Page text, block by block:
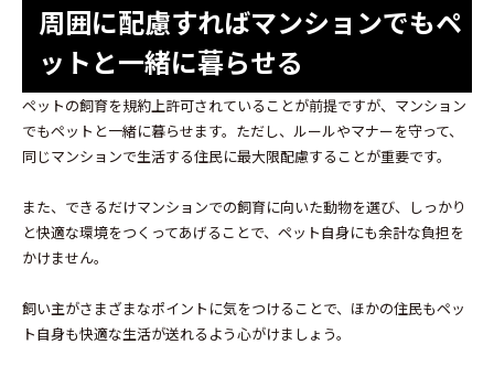
周囲に配慮すればマンションでもペ
ットと一緒に暮らせる
ペットの飼育を規約上許可されていることが前提ですが、マンション
でもペットと一緒に暮らせます。ただし、ルールやマナーを守って、
同じマンションで生活する住民に最大限配慮することが重要です。
また、できるだけマンションでの飼育に向いた動物を選び、しっかり
と快適な環境をつくってあげることで、ペット自身にも余計な負担を
かけません。
飼い主がさまざまなポイントに気をつけることで、ほかの住民もペッ
ト自身も快適な生活が送れるよう心がけましょう。